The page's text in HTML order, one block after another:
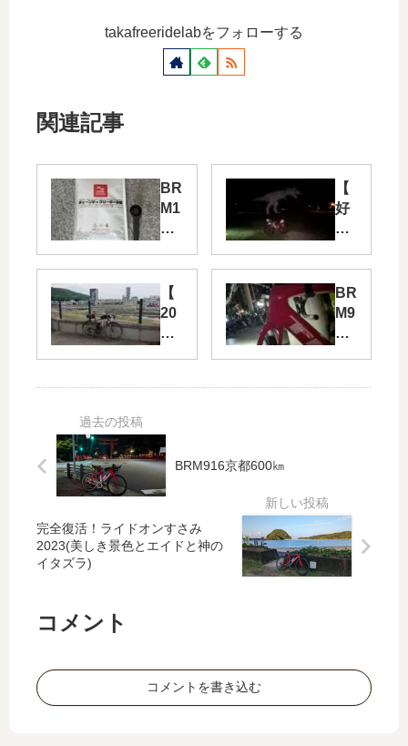
takafreeridelabをフォローする
関連記事
BR
M1
27
佐
野
(準
【
好
事
BR
M5
23
川
西
0
【
20
22
ser
】
大
願
成
！
BR
0
㎞
BR
M9
13
30
gu
e
）
BRM916京都600㎞
完全復活！ライドオンすさみ
2023(美しき景色とエイドと神の
イタズラ)
コメント
コメントを書き込む